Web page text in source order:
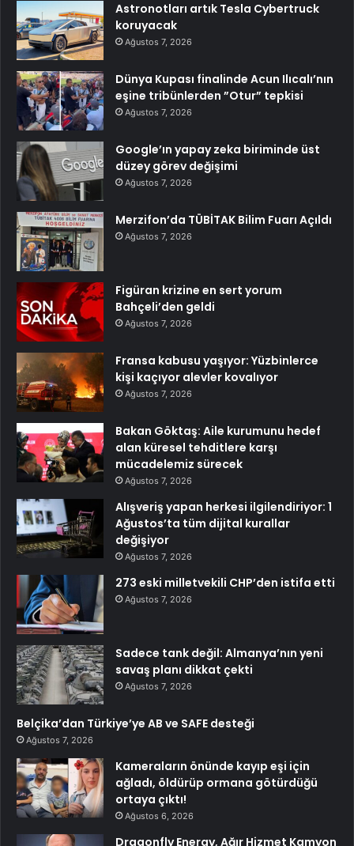
Astronotları artık Tesla Cybertruck
koruyacak
Ağustos 7, 2026
Dünya Kupası finalinde Acun Ilıcalı’nın
eşine tribünlerden ”Otur” tepkisi
Ağustos 7, 2026
Google’ın yapay zeka biriminde üst
düzey görev değişimi
Ağustos 7, 2026
Merzifon’da TÜBİTAK Bilim Fuarı Açıldı
Ağustos 7, 2026
Figüran krizine en sert yorum
Bahçeli’den geldi
Ağustos 7, 2026
Fransa kabusu yaşıyor: Yüzbinlerce
kişi kaçıyor alevler kovalıyor
Ağustos 7, 2026
Bakan Göktaş: Aile kurumunu hedef
alan küresel tehditlere karşı
mücadelemiz sürecek
Ağustos 7, 2026
Alışveriş yapan herkesi ilgilendiriyor: 1
Ağustos’ta tüm dijital kurallar
değişiyor
Ağustos 7, 2026
273 eski milletvekili CHP’den istifa etti
Ağustos 7, 2026
Sadece tank değil: Almanya’nın yeni
savaş planı dikkat çekti
Ağustos 7, 2026
Belçika’dan Türkiye’ye AB ve SAFE desteği
Ağustos 7, 2026
Kameraların önünde kayıp eşi için
ağladı, öldürüp ormana götürdüğü
ortaya çıktı!
Ağustos 6, 2026
Dragonfly Energy, Ağır Hizmet Kamyon